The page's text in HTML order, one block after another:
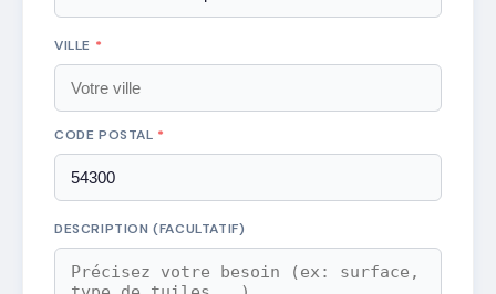
VILLE *
CODE POSTAL *
DESCRIPTION (FACULTATIF)